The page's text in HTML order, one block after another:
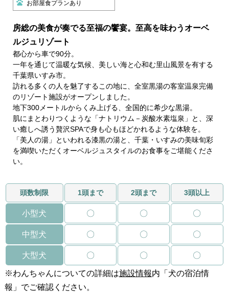
お部屋食プランあり
房総の美食が奏でる至福の饗宴。至高を味わうオーベ
ルジュリゾート
都心から車で90分。
一年を通じて温暖な気候、美しい海と心和む里山風景を有する
千葉県いすみ市。
訪れる多くの人を魅了するこの地に、全室黒湯の客室温泉完備
のリゾート施設がオープンしました。
地下300メートルからくみ上げる、全国的に希少な黒湯。
肌にまとわりつくような「ナトリウム－炭酸水素塩泉」と、深
い癒しへ誘う贅沢SPAで身も心もほどかれるような体験を。
「美人の湯」といわれる漆黒の湯と、千葉・いすみの美味旬彩
を満喫いただくオーベルジュスタイルのお食事をご堪能くださ
い。
頭数制限 1頭まで 2頭まで 3頭以上
小型犬 〇 〇 〇
中型犬 〇 〇 〇
大型犬 〇 〇 〇
※わんちゃんについての詳細は施設情報内「犬の宿泊情
報」でご確認ください。